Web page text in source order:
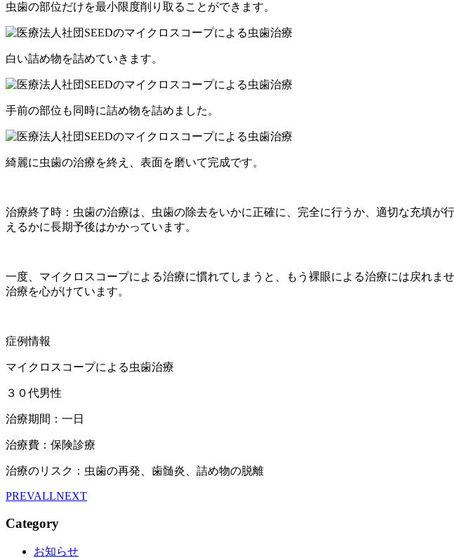
虫歯の部位だけを最小限度削り取ることができます。
白い詰め物を詰めていきます。
手前の部位も同時に詰め物を詰めました。
綺麗に虫歯の治療を終え、表面を磨いて完成です。
治療終了時：虫歯の治療は、虫歯の除去をいかに正確に、完全に行うか、適切な充填が行
えるかに長期予後はかかっています。
一度、マイクロスコープによる治療に慣れてしまうと、もう裸眼による治療には戻れ
治療を心がけています。
症例情報
マイクロスコープによる虫歯治療
３０代男性
治療期間：一日
治療費：保険診療
治療のリスク：虫歯の再発、歯髄炎、詰め物の脱離
PREVALLNEXT
Category
お知らせ